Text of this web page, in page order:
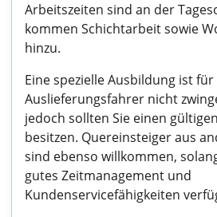
Arbeitszeiten sind an der
kommen Schichtarbeit sowie
hinzu.
Eine spezielle Ausbildung ist
Auslieferungsfahrer nicht
jedoch sollten Sie einen
besitzen. Quereinsteiger aus
sind ebenso willkommen,
gutes Zeitmanagement und
Kundenservicefähigkeiten